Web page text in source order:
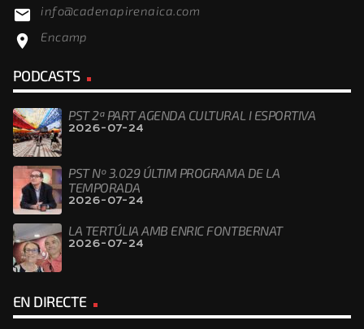
email info@cadenapirenaica.com
location_on Encamp
PODCASTS
PST 2ª PART AGENDA CULTURAL I ESPORTIVA
2026-07-24
PST Nº 3.029 ÚLTIM PROGRAMA DE LA
TEMPORADA
2026-07-24
LA TERTÚLIA AMB ENRIC FONTBERNAT
2026-07-24
EN DIRECTE